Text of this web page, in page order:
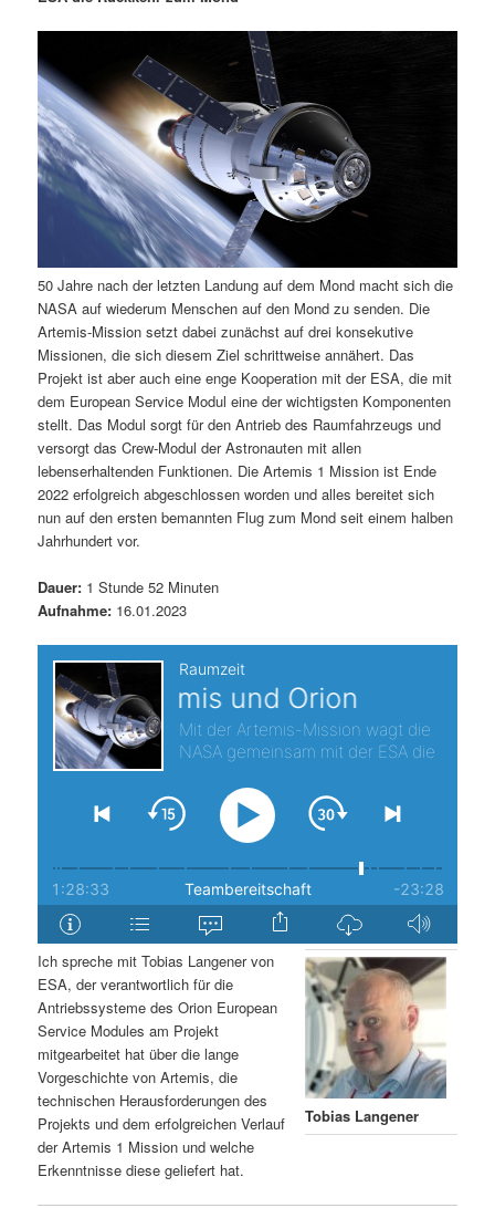
r
e
n
n
h
a
l
t
s
r
i
n
g
d
ä
r
n
I
n
h
a
l
s
p
r
i
e
n
a
v
i
g
a
t
i
o
50 Jahre nach der letzten Landung auf dem Mond macht sich die
NASA auf wiederum Menschen auf den Mond zu senden. Die
Artemis-Mission setzt dabei zunächst auf drei konsekutive
Missionen, die sich diesem Ziel schrittweise annähert. Das
Projekt ist aber auch eine enge Kooperation mit der ESA, die mit
dem European Service Modul eine der wichtigsten Komponenten
stellt. Das Modul sorgt für den Antrieb des Raumfahrzeugs und
versorgt das Crew-Modul der Astronauten mit allen
lebenserhaltenden Funktionen. Die Artemis 1 Mission ist Ende
2022 erfolgreich abgeschlossen worden und alles bereitet sich
nun auf den ersten bemannten Flug zum Mond seit einem halben
Jahrhundert vor.
Dauer: 1 Stunde 52 Minuten
Aufnahme: 16.01.2023
Tobias Langener
Ich spreche mit Tobias Langener von
ESA, der verantwortlich für die
Antriebssysteme des Orion European
Service Modules am Projekt
mitgearbeitet hat über die lange
Vorgeschichte von Artemis, die
technischen Herausforderungen des
Projekts und dem erfolgreichen Verlauf
der Artemis 1 Mission und welche
Erkenntnisse diese geliefert hat.